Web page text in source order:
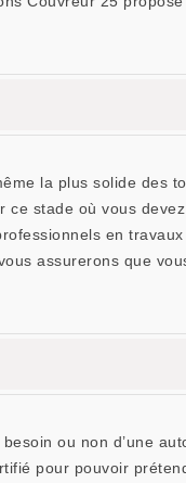
la plus solide des
ce stade où vous
en
assurerons que
ou non d’une
pour pouvoir